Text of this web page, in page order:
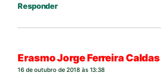
Responder
Erasmo Jorge Ferreira Caldas
16 de outubro de 2018 às 13:38